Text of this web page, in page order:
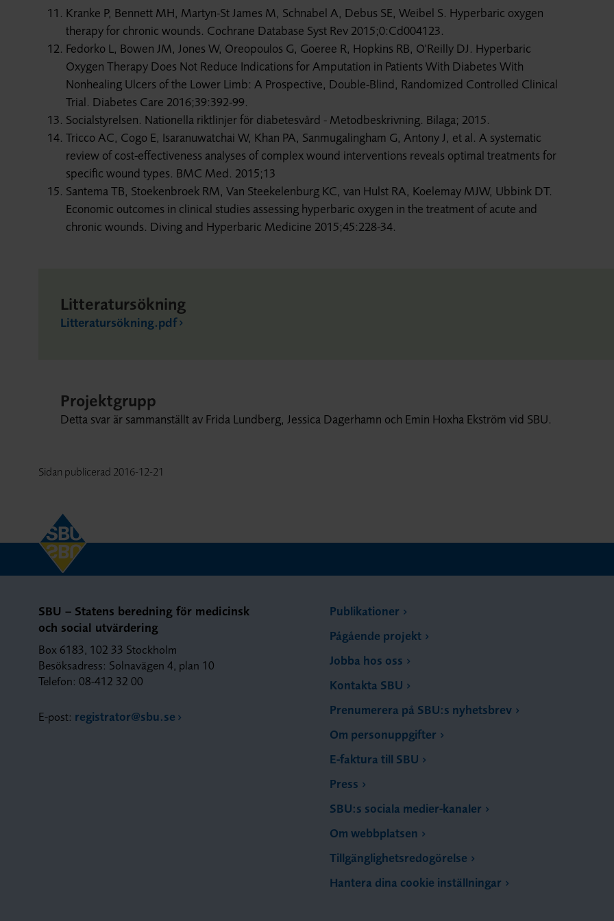
Kranke P, Bennett MH, Martyn-St James M, Schnabel A, Debus SE, Weibel S. Hyperbaric oxygen
therapy for chronic wounds. Cochrane Database Syst Rev 2015;0:Cd004123.
Fedorko L, Bowen JM, Jones W, Oreopoulos G, Goeree R, Hopkins RB, O'Reilly DJ. Hyperbaric
Oxygen Therapy Does Not Reduce Indications for Amputation in Patients With Diabetes With
Nonhealing Ulcers of the Lower Limb: A Prospective, Double-Blind, Randomized Controlled Clinical
Trial. Diabetes Care 2016;39:392-99.
Socialstyrelsen. Nationella riktlinjer för diabetesvård - Metodbeskrivning. Bilaga; 2015.
Tricco AC, Cogo E, Isaranuwatchai W, Khan PA, Sanmugalingham G, Antony J, et al. A systematic
review of cost-effectiveness analyses of complex wound interventions reveals optimal treatments for
specific wound types. BMC Med. 2015;13
Santema TB, Stoekenbroek RM, Van Steekelenburg KC, van Hulst RA, Koelemay MJW, Ubbink DT.
Economic outcomes in clinical studies assessing hyperbaric oxygen in the treatment of acute and
chronic wounds. Diving and Hyperbaric Medicine 2015;45:228-34.
Litteratursökning
Litteratursökning.pdf
Projektgrupp
Detta svar är sammanställt av Frida Lundberg, Jessica Dagerhamn och Emin Hoxha Ekström vid SBU.
Sidan publicerad 2016-12-21
SBU – Statens beredning för medicinsk
och social utvärdering
Box 6183, 102 33 Stockholm
Besöksadress: Solnavägen 4, plan 10
Telefon: 08-412 32 00
E-post: registrator@sbu.se
Publikationer
Pågående projekt
Jobba hos oss
Kontakta SBU
Prenumerera på SBU:s nyhetsbrev
Om personuppgifter
E-faktura till SBU
Press
SBU:s sociala medier-kanaler
Om webbplatsen
Tillgänglighetsredogörelse
Hantera dina cookie inställningar